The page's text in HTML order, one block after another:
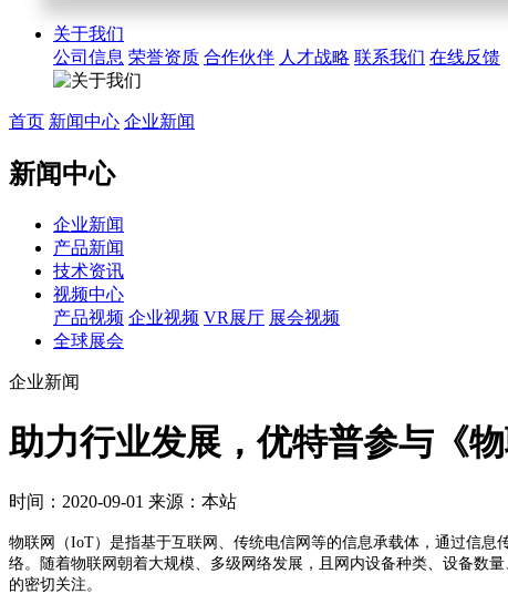
关于我们
公司信息 荣誉资质 合作伙伴 人才战略 联系我们 在线反馈
首页 新闻中心 企业新闻
新闻中心
企业新闻
产品新闻
技术资讯
视频中心
产品视频 企业视频 VR展厅 展会视频
全球展会
企业新闻
助力行业发展，优特普参与《
时间：2020-09-01 来源：本站
物联网（IoT）是指基于互联网、传统电信网等的信息承载体，通过信
络。随着物联网朝着大规模、多级网络发展，且网内设备种类、设备数
的密切关注。